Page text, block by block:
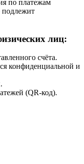
по платежам
подлежит
лиц:
счёта.
конфиденциальной и
(QR-код).